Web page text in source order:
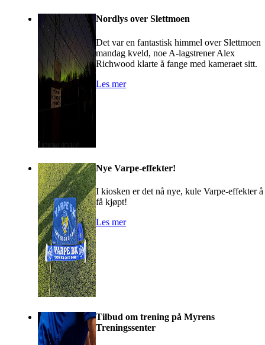
Nordlys over Slettmoen
Det var en fantastisk himmel over Slettmoen
mandag kveld, noe A-lagstrener Alex
Richwood klarte å fange med kameraet sitt.
Les mer
Nye Varpe-effekter!
I kiosken er det nå nye, kule Varpe-effekter å
få kjøpt!
Les mer
Tilbud om trening på Myrens
Treningssenter